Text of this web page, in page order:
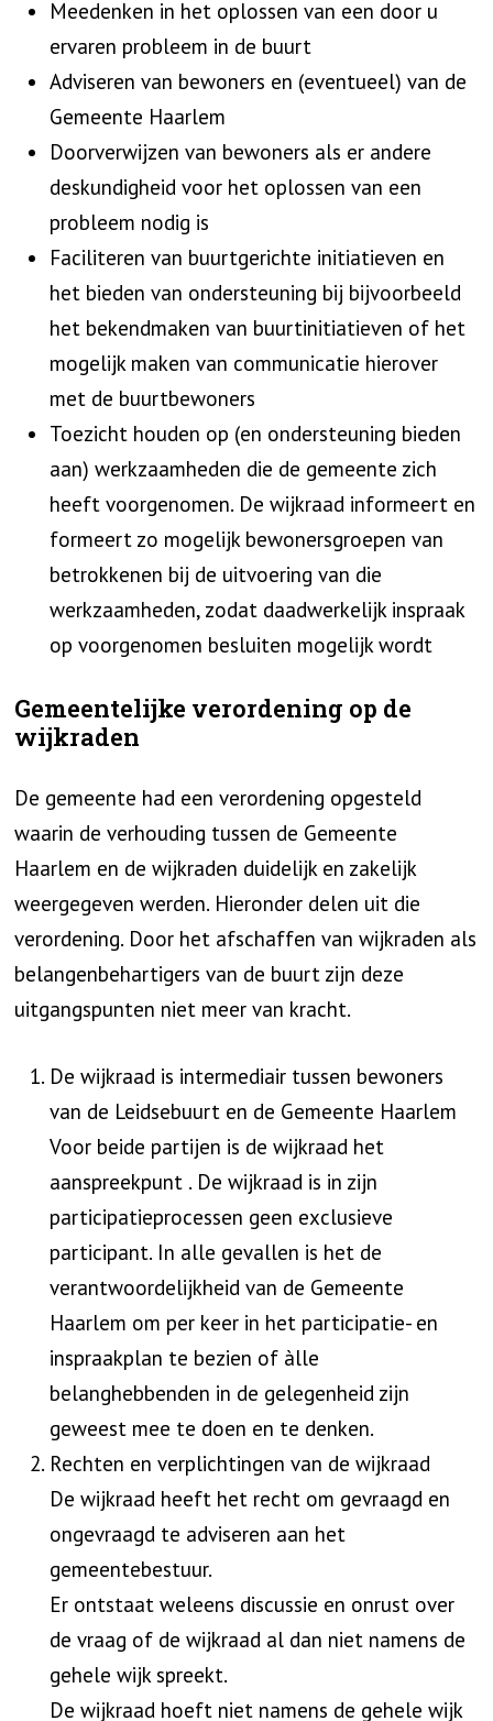
Meedenken in het oplossen van een door u
ervaren probleem in de buurt
Adviseren van bewoners en (eventueel) van de
Gemeente Haarlem
Doorverwijzen van bewoners als er andere
deskundigheid voor het oplossen van een
probleem nodig is
Faciliteren van buurtgerichte initiatieven en
het bieden van ondersteuning bij bijvoorbeeld
het bekendmaken van buurtinitiatieven of het
mogelijk maken van communicatie hierover
met de buurtbewoners
Toezicht houden op (en ondersteuning bieden
aan) werkzaamheden die de gemeente zich
heeft voorgenomen. De wijkraad informeert en
formeert zo mogelijk bewonersgroepen van
betrokkenen bij de uitvoering van die
werkzaamheden, zodat daadwerkelijk inspraak
op voorgenomen besluiten mogelijk wordt
Gemeentelijke verordening op de
wijkraden
De gemeente had een verordening opgesteld
waarin de verhouding tussen de Gemeente
Haarlem en de wijkraden duidelijk en zakelijk
weergegeven werden. Hieronder delen uit die
verordening. Door het afschaffen van wijkraden als
belangenbehartigers van de buurt zijn deze
uitgangspunten niet meer van kracht.
De wijkraad is intermediair tussen bewoners
van de Leidsebuurt en de Gemeente Haarlem
Voor beide partijen is de wijkraad het
aanspreekpunt . De wijkraad is in zijn
participatieprocessen geen exclusieve
participant. In alle gevallen is het de
verantwoordelijkheid van de Gemeente
Haarlem om per keer in het participatie- en
inspraakplan te bezien of àlle
belanghebbenden in de gelegenheid zijn
geweest mee te doen en te denken.
Rechten en verplichtingen van de wijkraad
De wijkraad heeft het recht om gevraagd en
ongevraagd te adviseren aan het
gemeentebestuur.
Er ontstaat weleens discussie en onrust over
de vraag of de wijkraad al dan niet namens de
gehele wijk spreekt.
De wijkraad hoeft niet namens de gehele wijk